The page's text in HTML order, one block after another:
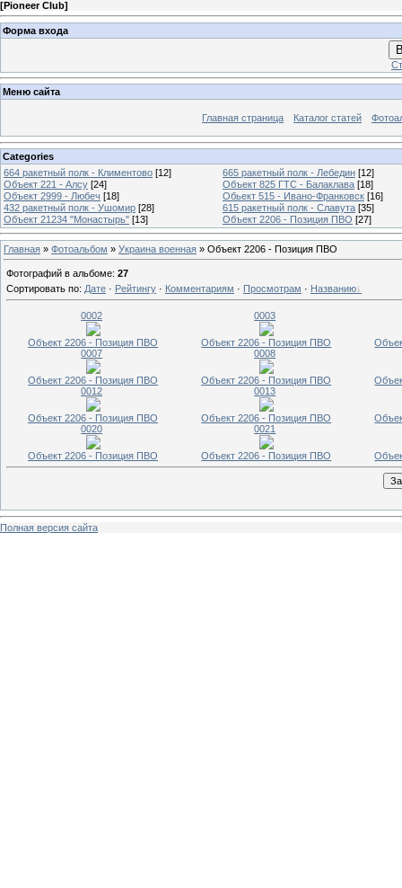
[Pioneer Club]
Форма входа
Меню сайта
Главная страница Каталог статей
Categories
664 ракетный полк - Климентово [12] 665 ракетный полк - Лебедин [12]
Объект 221 - Алсу [24] Объект 825 ГТС - Балаклава [18]
Объект 2999 - Любеч [18] Обьект 515 - Ивано-Франковск [16]
432 ракетный полк - Ушомир [28] 615 ракетный полк - Славута [35]
Объект 21234 "Монастырь" [13] Объект 2206 - Позиция ПВО [27]
Главная » Фотоальбом » Украина военная » Объект 2206 - Позиция ПВО
Фотографий в альбоме: 27
Сортировать по: Дате · Рейтингу · Комментариям · Просмотрам · Названию
0002
Объект 2206 - Позиция ПВО
0003
Объект 2206 - Позиция ПВО
0007
Объект 2206 - Позиция ПВО
0008
Объект 2206 - Позиция ПВО
0012
Объект 2206 - Позиция ПВО
0013
Объект 2206 - Позиция ПВО
0020
Объект 2206 - Позиция ПВО
0021
Объект 2206 - Позиция ПВО
Полная версия сайта